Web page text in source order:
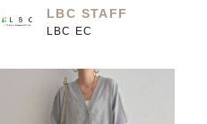
LBC STAFF
LBC EC